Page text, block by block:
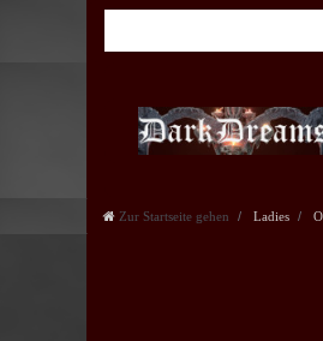
Zur Startseite gehen Ladies